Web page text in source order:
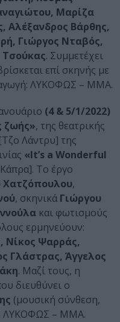
Μαρίζα
Αλέξανδρος Βάρθης,
Γιώργος Νταβός,
. Συμμετέχει
επί σκηνής με
ΛΥΚΟΦΩΣ – ΜΜΑ.
(4 & 5/1/2022)
ζωής», της θεατρικής
[Τζο Λάντρυ] της
«It’s a Wonderful
Το έργο
Χατζόπουλου,
, σκηνικά Γιώργου
και φωτισμούς
ερμηνεύουν:
Νίκος Ψαρράς,
Γλάστρας, Άγγελος
. Μαζί τους, η
διευθύνει ο
(μουσική σύνθεση,
ΛΥΚΟΦΩΣ – ΜΜΑ.